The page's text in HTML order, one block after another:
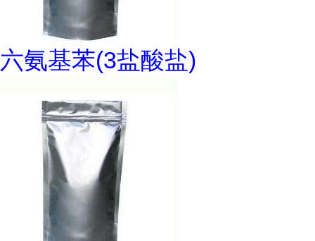
六氨基苯(3盐酸盐)